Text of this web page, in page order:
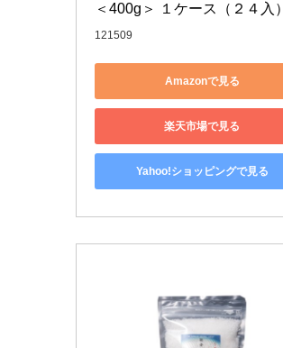
＜400g＞ １ケース（２４入）
121509
Amazonで見る
楽天市場で見る
Yahoo!ショッピングで見る